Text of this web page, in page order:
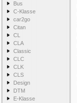
Bus
C-Klasse
car2go
Citan
CL
CLA
Classic
CLC
CLK
CLS
Design
DTM
E-Klasse